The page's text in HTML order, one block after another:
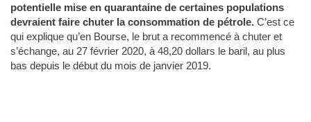
potentielle mise en quarantaine de certaines populations
devraient faire chuter la consommation de pétrole. C’est ce
qui explique qu’en Bourse, le brut a recommencé à chuter et
s’échange, au 27 février 2020, à 48,20 dollars le baril, au plus
bas depuis le début du mois de janvier 2019.